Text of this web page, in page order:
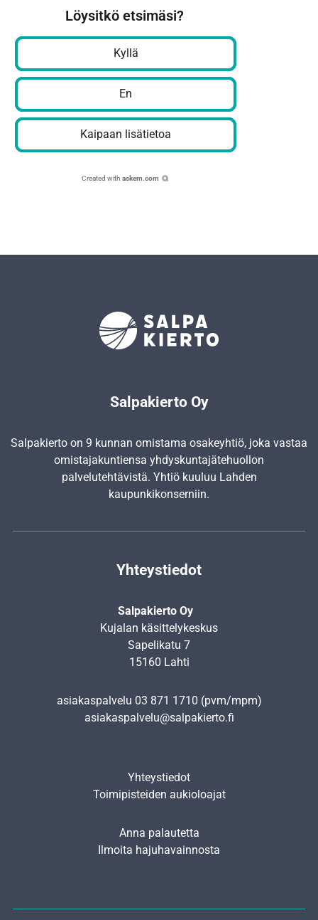
Löysitkö etsimäsi?
Kyllä
En
Kaipaan lisätietoa
Created with askem.com
Salpakierto Oy
Salpakierto on 9 kunnan omistama osakeyhtiö, joka vastaa
omistajakuntiensa yhdyskunta­jätehuollon
palvelutehtävistä. Yhtiö kuuluu Lahden
kaupunkikonserniin.
Yhteystiedot
Salpakierto Oy
Kujalan käsittelykeskus
Sapelikatu 7
15160 Lahti
asiakaspalvelu 03 871 1710 (pvm/mpm)
asiakaspalvelu@salpakierto.fi
Yhteystiedot
Toimipisteiden aukioloajat
Anna palautetta
Ilmoita hajuhavainnosta